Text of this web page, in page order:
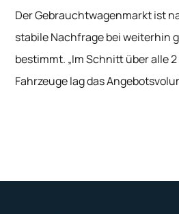
Der Gebrauchtwagenmarkt ist
stabile Nachfrage bei weiterhin
bestimmt. „Im Schnitt über alle
Fahrzeuge lag das